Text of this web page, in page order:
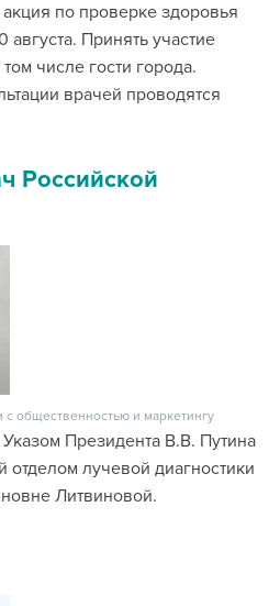
по проверке здоровья
августа. Принять участие
числе гости города.
врачей проводятся
Российской
с общественностью и маркетингу
Президента В.В. Путина
лучевой диагностики
Литвиновой.